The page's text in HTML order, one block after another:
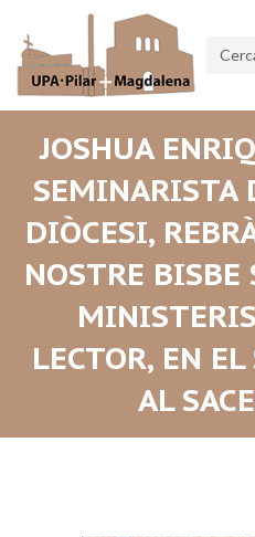
JOSHUA
SEMINARISTA
DIÒCESI,
NOSTRE BISBE
LECTOR, EN
AL